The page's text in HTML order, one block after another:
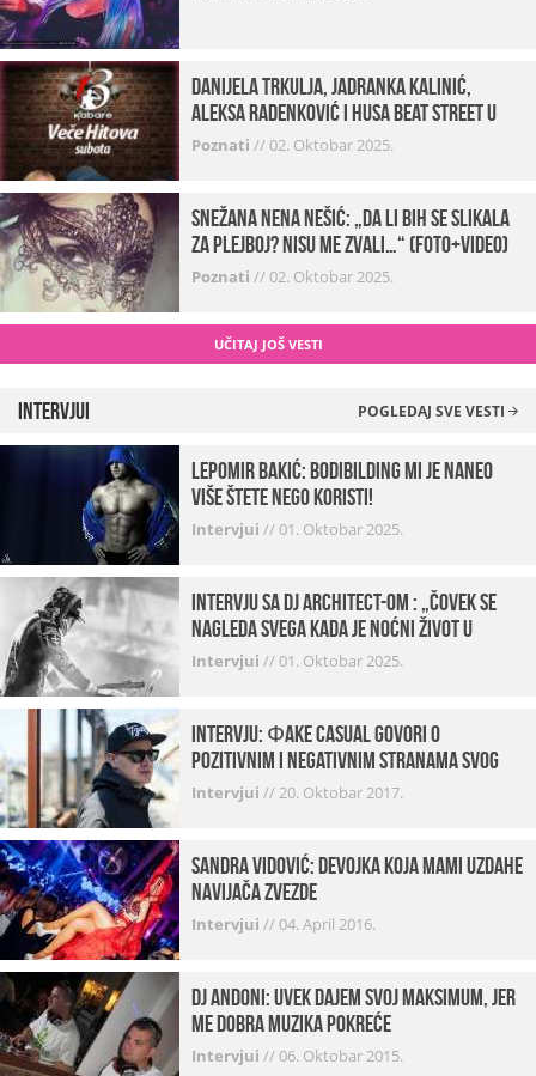
Danijela Trkulja, Jadranka Kalinić,
Aleksa Radenković i Husa Beat Street u
Kabareu 13
Poznati //02. Oktobar 2025.
Snežana Nena Nešić: „Da li bih se slikala
za Plejboj? Nisu me zvali…“ (FOTO+VIDEO)
Poznati //02. Oktobar 2025.
UČITAJ JOŠ VESTI
Intervjui POGLEDAJ SVE VESTI
Lepomir Bakić: Bodibilding mi je naneo
više štete nego koristi!
Intervjui //01. Oktobar 2025.
Intervju sa DJ Architect-om : „Čovek se
nagleda svega kada je noćni život u
pitanju. U klubovima najmanje vidim
Intervjui //01. Oktobar 2025.
INTERVJU: Фake Casual govori o
pozitivnim i negativnim stranama svog
posla, počecima, omiljenim mestima …
Intervjui //20. Oktobar 2017.
Sandra Vidović: devojka koja mami uzdahe
navijača Zvezde
Intervjui //04. April 2016.
Dj Andoni: Uvek dajem svoj maksimum, jer
me dobra muzika pokreće
Intervjui //06. Oktobar 2015.